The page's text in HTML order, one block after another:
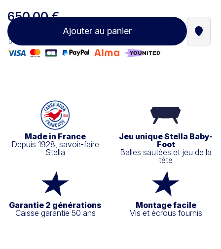
650,00 €
Ajouter au panier
Made in France
Depuis 1928, savoir-faire
Stella
Jeu unique Stella Baby-
Foot
Balles sautées et jeu de la
tête
Garantie 2 générations
Caisse garantie 50 ans
Montage facile
Vis et écrous fournis